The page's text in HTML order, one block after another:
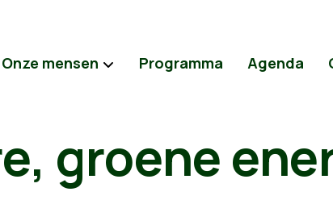
Onze mensen Programma Agenda
groene